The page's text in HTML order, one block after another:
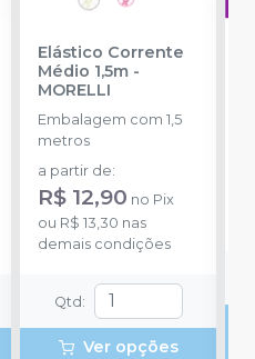
Elástico Corrente
Médio 1,5m-
MORELLI
Embalagem com 1,5
metros
a partir de:
R$ 12,90 no Pix
ou R$ 13,30 nas
demais condições
Qtd:
Ver opções